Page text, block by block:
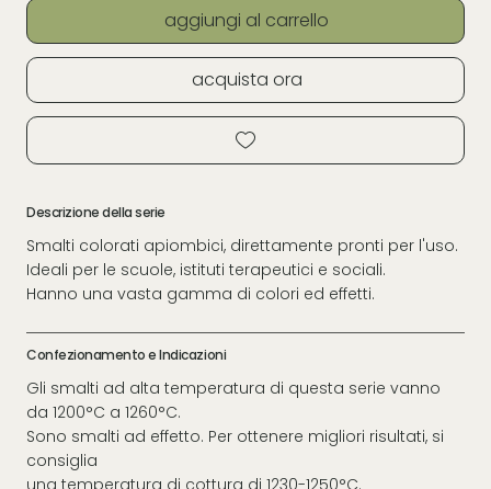
aggiungi al carrello
acquista ora
Descrizione della serie
Smalti colorati apiombici, direttamente pronti per l'uso.
Ideali per le scuole, istituti terapeutici e sociali.
Hanno una vasta gamma di colori ed effetti.
Confezionamento e Indicazioni
Gli smalti ad alta temperatura di questa serie vanno
da 1200°C a 1260°C.
Sono smalti ad effetto. Per ottenere migliori risultati, si
consiglia
una temperatura di cottura di 1230-1250°C.